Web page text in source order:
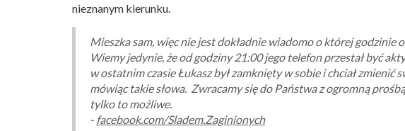
nieznanym kierunku.
Mieszka sam, więc nie jest dokładnie wiadomo o której godzinie
Wiemy jedynie, że od godziny 21:00 jego telefon przestał być
w ostatnim czasie Łukasz był zamknięty w sobie i chciał zmienić
mówiąc takie słowa. Zwracamy się do Państwa z ogromną
tylko to możliwe.
- facebook.com/Sladem.Zaginionych